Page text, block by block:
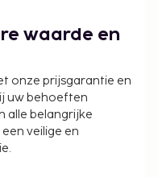
waarde en
onze prijsgarantie en
uw behoeften
alle belangrijke
veilige en